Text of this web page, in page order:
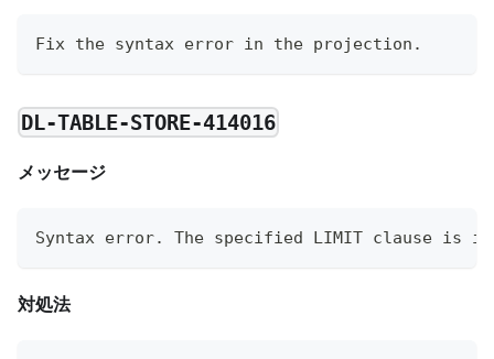
Fix the syntax error in the projection.
DL-TABLE-STORE-414016
メッセージ
Syntax error. The specified LIMIT clause is
対処法